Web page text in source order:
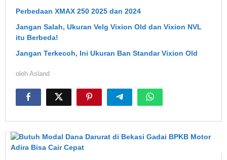
Perbedaan XMAX 250 2025 dan 2024
Jangan Salah, Ukuran Velg Vixion Old dan Vixion NVL
itu Berbeda!
Jangan Terkecoh, Ini Ukuran Ban Standar Vixion Old
oleh Asland